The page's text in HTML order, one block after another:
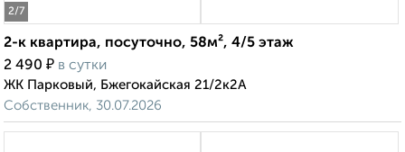
2/7
2-к квартира, посуточно, 58м², 4/5 этаж
2 490 ₽ в сутки
ЖК Парковый, Бжегокайская 21/2к2А
Собственник, 30.07.2026